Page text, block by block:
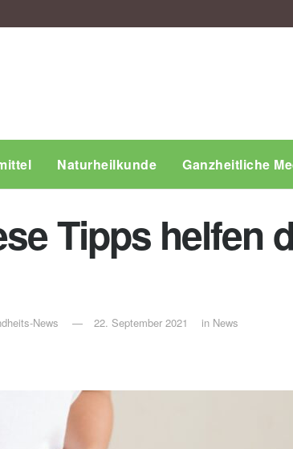
Naturheilkunde Ganzheitliche
Tipps helfen
News
22. September 2021 in News